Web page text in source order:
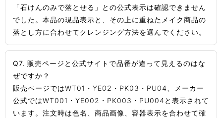
「石けんのみで落とせる」との公式表示は確認できません
でした。本品の現品表示と、その上に重ねたメイク商品の
落とし方に合わせてクレンジング方法を選んでください。
Q7. 販売ページと公式サイトで品番が違って見えるのはな
ぜですか？
販売ページではWT01・YE02・PK03・PU04、メーカー
公式ではWT001・YE002・PK003・PU004と表示されて
います。注文時は色名、商品画像、容器表示を合わせて確